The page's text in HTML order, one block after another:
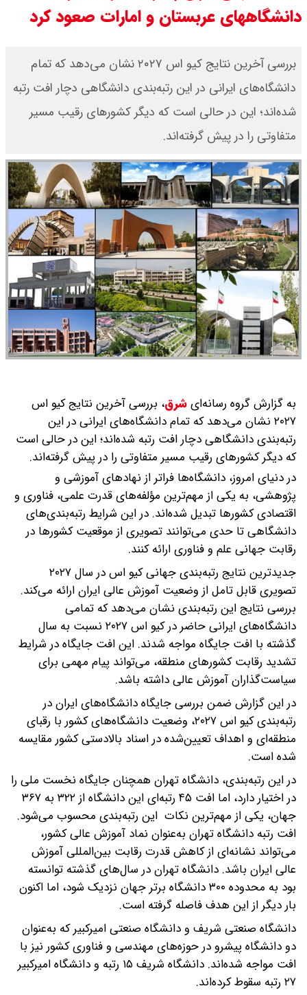
قیمت طلا ۱۸ عیار امروز جمعه ۱۶ مرداد
۱۴۰۵ اعلام شد/ طلا بر مدار صعود
قیمت نفت امروز جمعه ۱۶ مرداد ۱۴۰۵
/ نفت صعودی شد + جدول
دانشگاههای عربستان و امارات صعود کرد
بررسی آخرین نتایج کیو اس ۲۰۲۷ نشان می‌دهد که تمام
دانشگاه‌های ایرانی در این رتبه‌بندی دانشگاهی دچار افت رتبه
شده‌اند؛ این در حالی است که دیگر کشورهای رقیب مسیر
متفاوتی را در پیش گرفته‌اند.
به گزارش گروه رسانه‌ایشرق، بررسی آخرین نتایج کیو اس
۲۰۲۷ نشان می‌دهد که تمام دانشگاه‌های ایرانی در این
رتبه‌بندی دانشگاهی دچار افت رتبه شده‌اند؛ این در حالی است
که دیگر کشورهای رقیب مسیر متفاوتی را در پیش گرفته‌اند.
در دنیای امروز، دانشگاه‌ها فراتر از نهادهای آموزشی و
پژوهشی، به یکی از مهم‌ترین مؤلفه‌های قدرت علمی، فناوری و
اقتصادی کشورها تبدیل شده‌اند. در این شرایط رتبه‌بندی‌های
دانشگاهی تا حدی می‌توانند تصویری از موقعیت کشورها در
رقابت جهانی علم و فناوری ارائه کنند.
جدیدترین نتایج رتبه‌بندی جهانی کیو اس در سال ۲۰۲۷
تصویری قابل تامل از وضعیت آموزش عالی ایران ارائه می‌کند.
بررسی نتایج این رتبه‌بندی نشان می‌دهد که تمامی
دانشگاه‌های ایرانی حاضر در کیو اس ۲۰۲۷ نسبت به سال
گذشته با افت جایگاه مواجه شدند. این افت جایگاه در شرایط
تشدید رقابت کشورهای منطقه، می‌تواند پیام مهمی برای
سیاست‌گذاران آموزش عالی داشته باشد.
در این گزارش ضمن بررسی جایگاه دانشگاه‌های ایران در
رتبه‌بندی کیو اس ۲۰۲۷، وضعیت دانشگاه‌های کشور با رقبای
منطقه‌ای و اهداف تعیین‌شده در اسناد بالادستی کشور مقایسه
شده است.
در این رتبه‌بندی، دانشگاه تهران همچنان جایگاه نخست ملی را
در اختیار دارد، اما افت ۴۵ رتبه‌ای این دانشگاه از ۳۲۲ به ۳۶۷
جهان، یکی از مهم‌ترین نکات این رتبه‌بندی محسوب می‌شود.
افت رتبه دانشگاه تهران به‌عنوان نماد آموزش عالی کشور،
می‌تواند نشانه‌ای از کاهش قدرت رقابت بین‌المللی آموزش
عالی ایران باشد. دانشگاه تهران در سال‌های گذشته توانسته
بود به محدوده ۳۰۰ دانشگاه برتر جهان نزدیک شود، اما اکنون
بار دیگر از این هدف فاصله گرفته است.
دانشگاه صنعتی شریف و دانشگاه صنعتی امیرکبیر که به‌عنوان
دو دانشگاه پیشرو در حوزه‌های مهندسی و فناوری کشور نیز با
افت مواجه شده‌اند. دانشگاه شریف ۱۵ رتبه و دانشگاه امیرکبیر
۲۷ رتبه سقوط کرده‌اند.